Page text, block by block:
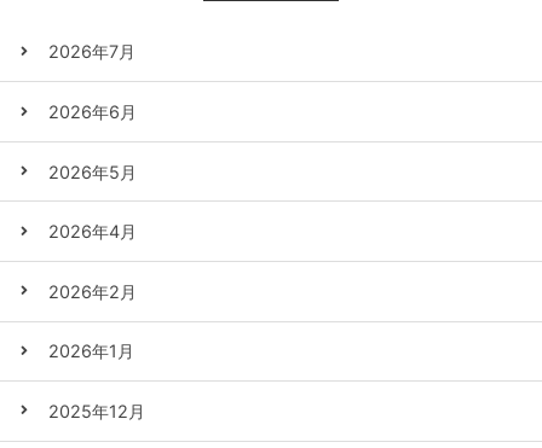
2026年7月
2026年6月
2026年5月
2026年4月
2026年2月
2026年1月
2025年12月